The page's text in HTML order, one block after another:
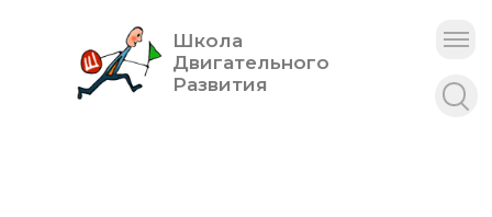
Школа
Двигательного
Развития